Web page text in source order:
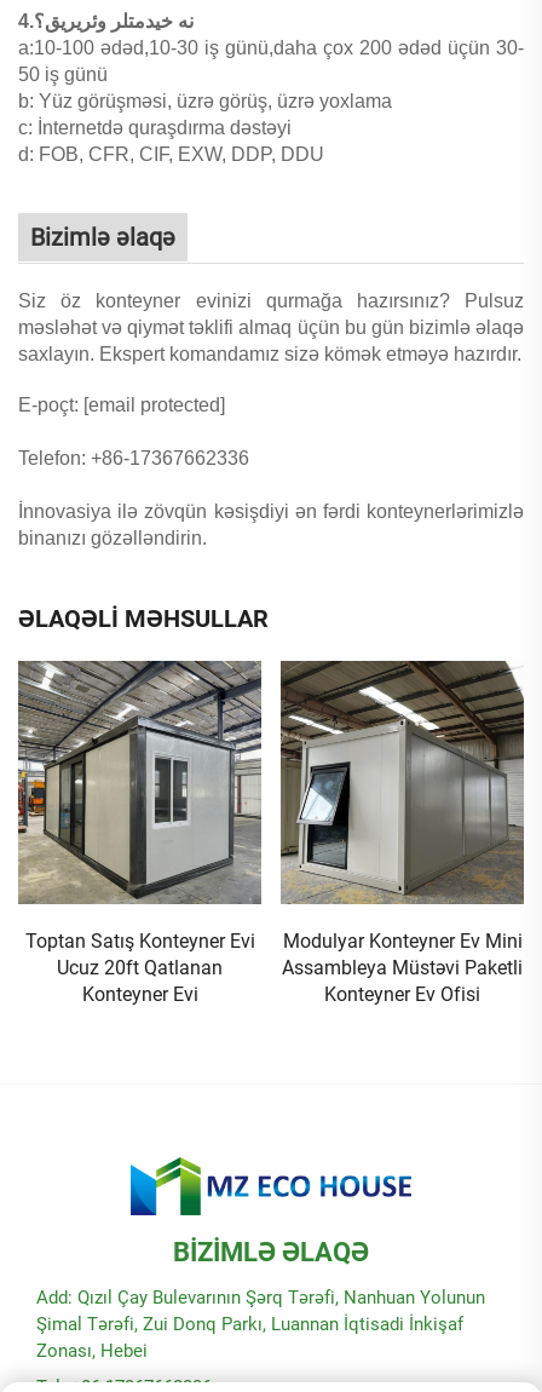
4.نه خیدمتلر وئریریق؟
a:10-100 ədəd,10-30 iş günü,daha çox 200 ədəd üçün 30-
50 iş günü
b: Yüz görüşməsi, üzrə görüş, üzrə yoxlama
c: İnternetdə quraşdırma dəstəyi
d: FOB, CFR, CIF, EXW, DDP, DDU
Bizimlə əlaqə
Siz öz konteyner evinizi qurmağa hazırsınız? Pulsuz
məsləhət və qiymət təklifi almaq üçün bu gün bizimlə əlaqə
saxlayın. Ekspert komandamız sizə kömək etməyə hazırdır.
E-poçt: [email protected]
Telefon: +86-17367662336
İnnovasiya ilə zövqün kəsişdiyi ən fərdi konteynerlərimizlə
binanızı gözəlləndirin.
ƏLAQƏLİ MƏHSULLAR
Modulyar Konteyner Ev Mini
Assambleya Müstəvi Paketli
Konteyner Ev Ofisi
Ayrilan Prefab Konteyner Evi
Lüks Modul Ayrilan
Konteyner Şarj Stansiyası
BIZIMLƏ ƏLAQƏ
Add: Qızıl Çay Bulevarının Şərq Tərəfi, Nanhuan Yolunun
Şimal Tərəfi, Zui Donq Parkı, Luannan İqtisadi İnkişaf
Zonası, Hebei
Tel: +86-17367662336